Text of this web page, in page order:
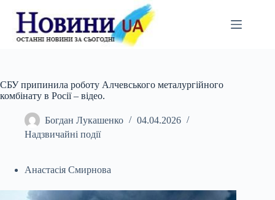
вмісту
СБУ припинила роботу Алчевського металургійного
комбінату в Росії – відео.
Богдан Лукашенко
04.04.2026
Надзвичайні події
Анастасія Смирнова